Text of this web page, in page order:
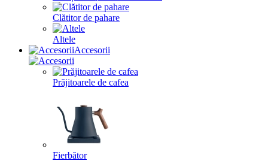
Clătitor de pahare
Altele
Accesorii
Prăjitoarele de cafea
Fierbător